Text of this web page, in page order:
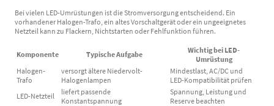
Bei vielen LED-Umrüstungen ist die Stromversorgung entscheidend. Ein
vorhandener Halogen-Trafo, ein altes Vorschaltgerät oder ein ungeeignetes
Netzteil kann zu Flackern, Nichtstarten oder Fehlfunktion führen.
Komponente Typische Aufgabe
Wichtig bei LED-
Umrüstung
Halogen-
Trafo
versorgt ältere Niedervolt-
Halogenlampen
Mindestlast, AC/DC und
LED-Kompatibilität prüfen
LED-Netzteil
liefert passende
Konstantspannung
Spannung, Leistung und
Reserve beachten